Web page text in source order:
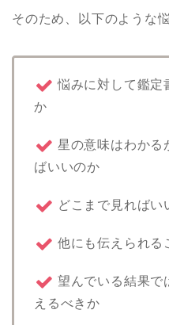
そのため、以下のような
悩みに対して鑑定
か
星の意味はわかる
ばいいのか
どこまで見ればい
他にも伝えられる
望んでいる結果で
えるべきか